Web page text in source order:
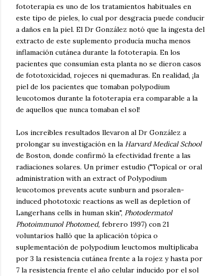
fototerapia es uno de los tratamientos habituales en
este tipo de pieles, lo cual por desgracia puede conducir
a daños en la piel. El Dr González notó que la ingesta del
extracto de este suplemento producía mucha menos
inflamación cutánea durante la fototerapia. En los
pacientes que consumían esta planta no se dieron casos
de fototoxicidad, rojeces ni quemaduras. En realidad, ¡la
piel de los pacientes que tomaban polypodium
leucotomos durante la fototerapia era comparable a la
de aquellos que nunca tomaban el sol!
Los increíbles resultados llevaron al Dr González a
prolongar su investigación en la Harvard Medical School
de Boston, donde confirmó la efectividad frente a las
radiaciones solares. Un primer estudio ("Topical or oral
administration with an extract of Polypodium
leucotomos prevents acute sunburn and psoralen-
induced phototoxic reactions as well as depletion of
Langerhans cells in human skin", Photodermatol
Photoimmunol Photomed, febrero 1997) con 21
voluntarios halló que la aplicación tópica o
suplementación de polypodium leuctomos multiplicaba
por 3 la resistencia cutánea frente a la rojez y hasta por
7 la resistencia frente el año celular inducido por el sol